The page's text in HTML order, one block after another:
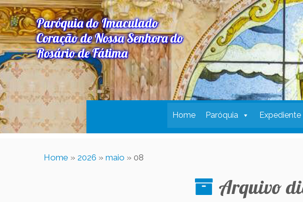
Paróquia do Imaculado
Coração de Nossa Senhora do
Rosário de Fátima
Home Paróquia
Home » 2026 » maio » 08
Arquivo